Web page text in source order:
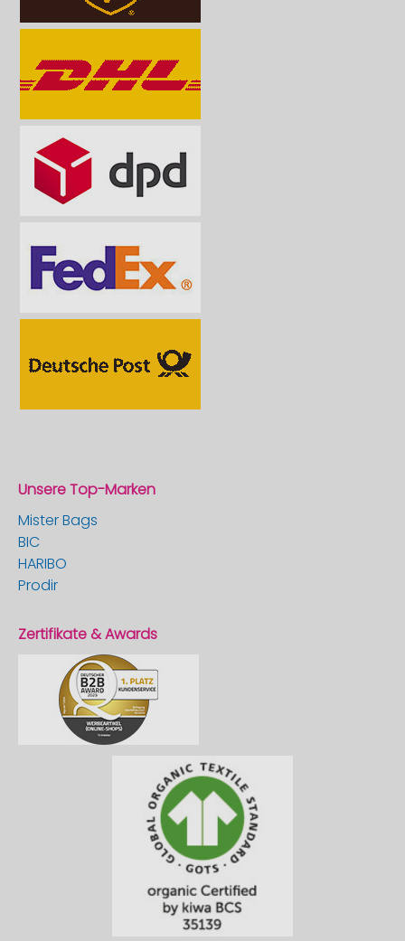
Unsere Top-Marken
Mister Bags
BIC
HARIBO
Prodir
Zertifikate & Awards